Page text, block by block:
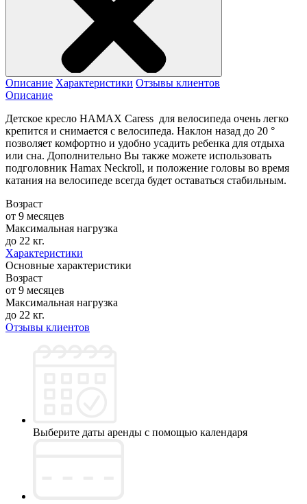
Описание Характеристики Отзывы клиентов
Описание
Детское кресло HAMAX Caress для велосипеда очень легко
крепится и снимается с велосипеда. Наклон назад до 20 °
позволяет комфортно и удобно усадить ребенка для отдыха
или сна. Дополнительно Вы также можете использовать
подголовник Hamax Neckroll, и положение головы во время
катания на велосипеде всегда будет оставаться стабильным.
Возраст
от 9 месяцев
Максимальная нагрузка
до 22 кг.
Характеристики
Основные характеристики
Возраст
от 9 месяцев
Максимальная нагрузка
до 22 кг.
Отзывы клиентов
Выберите даты аренды с помощью календаря